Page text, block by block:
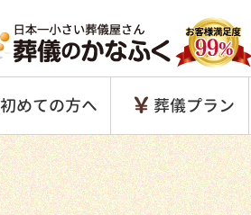
初めての方へ 葬儀プラン